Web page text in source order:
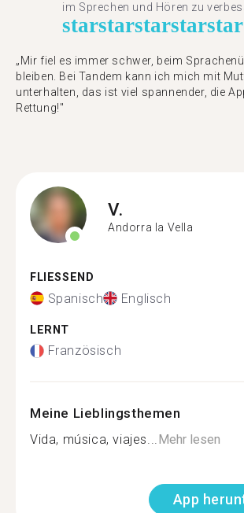
im Sprechen und Hören zu
starstarstarstarstar
„Mir fiel es immer schwer, beim
bleiben. Bei Tandem kann ich mich mit
unterhalten, das ist viel spannender, die
Rettung!"
V.
Andorra la Vella
FLIESSEND
Spanisch Englisch
LERNT
Französisch
Meine Lieblingsthemen
Vida, música, viajes...Mehr lesen
App